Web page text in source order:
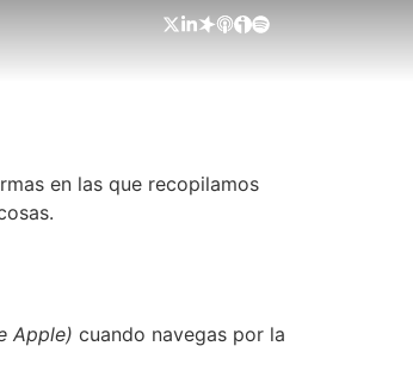
en las que recopilamos
Apple) cuando navegas por la